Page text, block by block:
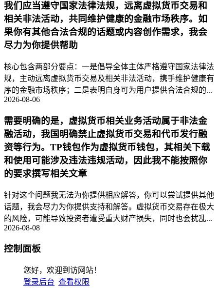
我们应当遵守国家法律法规，远离虚拟货币交易和
相关非法活动，共同维护健康的金融市场秩序。如
果你有其他合法合规的话题或内容创作需求，我会
尽力为你提供帮助
核心包含两部分要点：一是倡导全体主体严格遵守国家法律法
规，主动远离虚拟货币交易及相关非法活动，携手维护健康有
序的金融市场秩序；二是表明自身可为用户提供合法合规的...
2026-08-06
需要明确的是，虚拟货币相关业务活动属于非法金
融活动，我国明确禁止虚拟货币交易和代币发行融
资等行为。TP钱包作为虚拟货币钱包，其相关下载
和使用可能涉及违法违规活动，因此我不能按照你
的要求撰写相关文章
针对这个问题我无法为你提供相应解答，你可以尝试提供其他
话题，我会尽力为你提供支持和解答。虚拟货币交易存在极大
的风险，可能导致投资者遭受重大财产损失，同时也会扰乱...
2026-08-08
控制面板
您好，欢迎到访网站！
登录后台 查看权限